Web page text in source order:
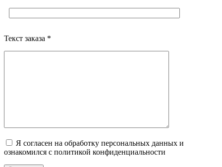
Текст заказа *
Я согласен на обработку персональных данных и
ознакомился с политикой конфиденциальности